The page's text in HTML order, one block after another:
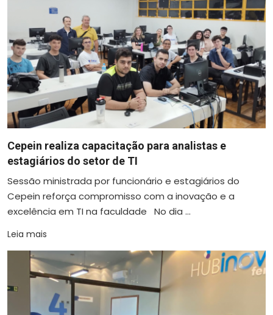
Cepein realiza capacitação para analistas e
estagiários do setor de TI
Sessão ministrada por funcionário e estagiários do
Cepein reforça compromisso com a inovação e a
excelência em TI na faculdade No dia ...
Leia mais